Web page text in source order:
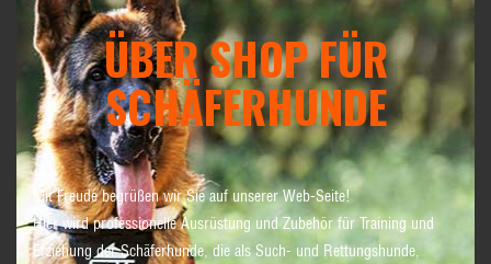
ÜBER SHOP FÜR
SCHÄFERHUNDE
Mit Freude begrüßen wir Sie auf unserer Web-Seite!
Hier wird professionelle Ausrüstung und Zubehör für Training und
Erziehung der Schäferhunde, die als Such- und Rettungshunde,